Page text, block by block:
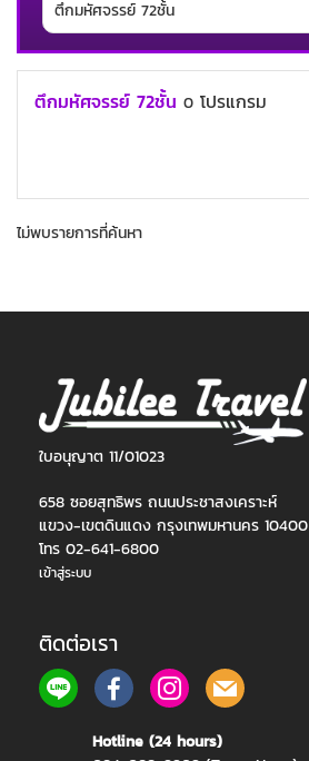
ตึกมหัศจรรย์ 72ชั้น 0 โปรแกรม
ไม่พบรายการที่ค้นหา
ใบอนุญาต 11/01023
658 ซอยสุทธิพร ถนนประชาสงเคราะห์
แขวง-เขตดินแดง กรุงเทพมหานคร 10400
โทร 02-641-6800
เข้าสู่ระบบ
ติดต่อเรา
Hotline (24 hours)